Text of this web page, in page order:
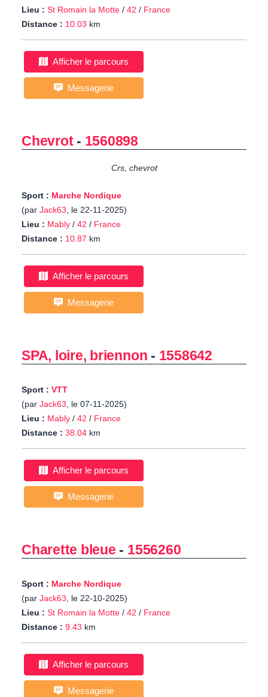
Lieu : St Romain la Motte / 42 / France
Distance : 10.03 km
Afficher le parcours
Messagerie
Chevrot- 1560898
Crs, chevrot
Sport : Marche Nordique
(par Jack63, le 22-11-2025)
Lieu : Mably / 42 / France
Distance : 10.87 km
Afficher le parcours
Messagerie
SPA, loire, briennon - 1558642
Sport : VTT
(par Jack63, le 07-11-2025)
Lieu : Mably / 42 / France
Distance : 38.04 km
Afficher le parcours
Messagerie
Charette bleue - 1556260
Sport : Marche Nordique
(par Jack63, le 22-10-2025)
Lieu : St Romain la Motte / 42 / France
Distance : 9.43 km
Afficher le parcours
Messagerie